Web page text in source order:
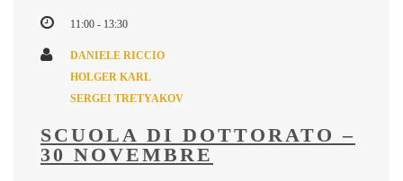
11:00 - 13:30
DANIELE RICCIO
HOLGER KARL
SERGEI TRETYAKOV
SCUOLA DI DOTTORATO –
30 NOVEMBRE